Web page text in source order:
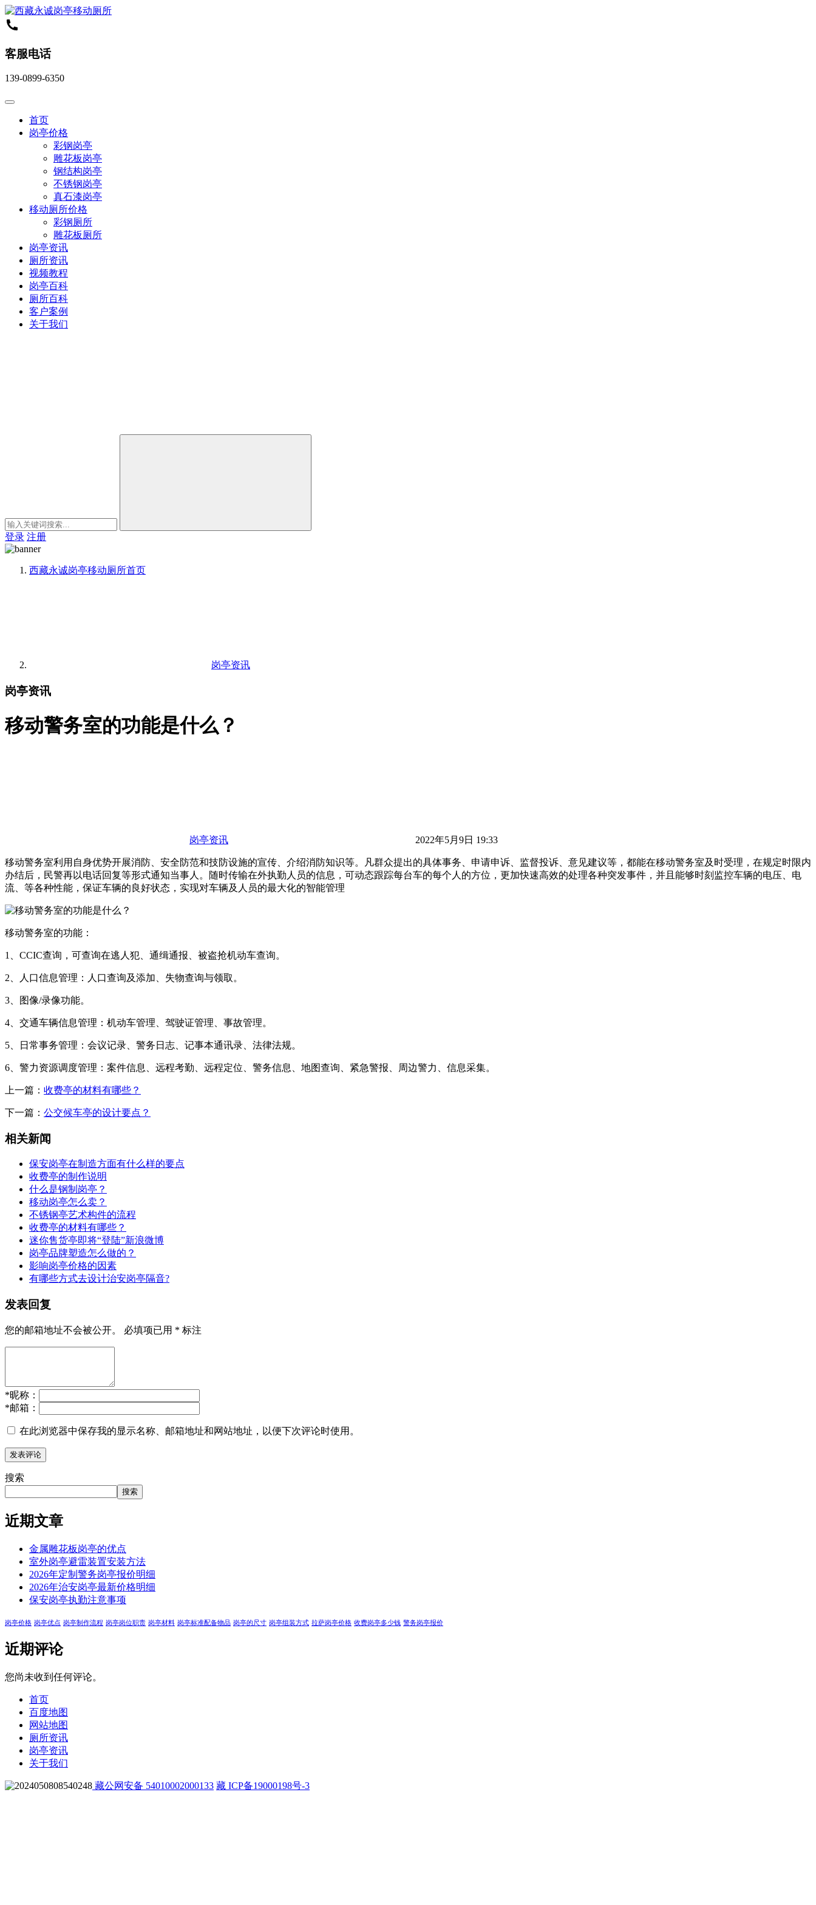
客服电话
139-0899-6350
首页
岗亭价格
彩钢岗亭
雕花板岗亭
钢结构岗亭
不锈钢岗亭
真石漆岗亭
移动厕所价格
彩钢厕所
雕花板厕所
岗亭资讯
厕所资讯
视频教程
岗亭百科
厕所百科
客户案例
关于我们
登录 注册
西藏永诚岗亭移动厕所首页
岗亭资讯
岗亭资讯
移动警务室的功能是什么？
岗亭资讯 2022年5月9日 19:33
移动警务室利用自身优势开展消防、安全防范和技防设施的宣传、介绍消防知识等。凡群众提出的具体事务、申请申诉、监督投诉、意见建议等，都能在移动警务室及时受理，在规定时限内
办结后，民警再以电话回复等形式通知当事人。随时传输在外执勤人员的信息，可动态跟踪每台车的每个人的方位，更加快速高效的处理各种突发事件，并且能够时刻监控车辆的电压、电
流、等各种性能，保证车辆的良好状态，实现对车辆及人员的最大化的智能管理
移动警务室的功能：
1、CCIC查询，可查询在逃人犯、通缉通报、被盗抢机动车查询。
2、人口信息管理：人口查询及添加、失物查询与领取。
3、图像/录像功能。
4、交通车辆信息管理：机动车管理、驾驶证管理、事故管理。
5、日常事务管理：会议记录、警务日志、记事本通讯录、法律法规。
6、警力资源调度管理：案件信息、远程考勤、远程定位、警务信息、地图查询、紧急警报、周边警力、信息采集。
上一篇： 收费亭的材料有哪些？
下一篇： 公交候车亭的设计要点？
相关新闻
保安岗亭在制造方面有什么样的要点
收费亭的制作说明
什么是钢制岗亭？
移动岗亭怎么卖？
不锈钢亭艺术构件的流程
收费亭的材料有哪些？
迷你售货亭即将“登陆”新浪微博
岗亭品牌塑造怎么做的？
影响岗亭价格的因素
有哪些方式去设计治安岗亭隔音?
发表回复
您的邮箱地址不会被公开。 必填项已用 * 标注
*昵称：
*邮箱：
在此浏览器中保存我的显示名称、邮箱地址和网站地址，以便下次评论时使用。
搜索
搜索
近期文章
金属雕花板岗亭的优点
室外岗亭避雷装置安装方法
2026年定制警务岗亭报价明细
2026年治安岗亭最新价格明细
保安岗亭执勤注意事项
岗亭价格 岗亭优点 岗亭制作流程 岗亭岗位职责 岗亭材料 岗亭标准配备物品 岗亭的尺寸 岗亭组装方式 拉萨岗亭价格 收费岗亭多少钱 警务岗亭报价
近期评论
您尚未收到任何评论。
首页
百度地图
网站地图
厕所资讯
岗亭资讯
关于我们
藏公网安备 54010002000133 藏 ICP备19000198号-3